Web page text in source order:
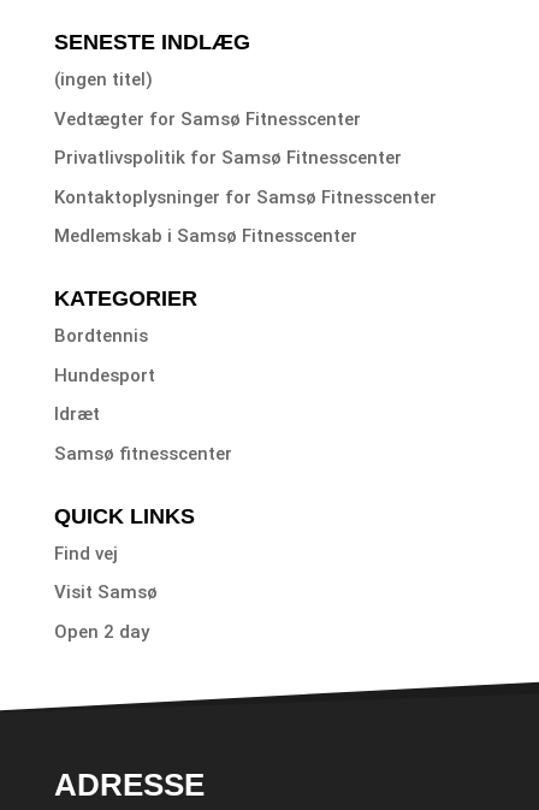
SENESTE INDLÆG
(ingen titel)
Vedtægter for Samsø Fitnesscenter
Privatlivspolitik for Samsø Fitnesscenter
Kontaktoplysninger for Samsø Fitnesscenter
Medlemskab i Samsø Fitnesscenter
KATEGORIER
Bordtennis
Hundesport
Idræt
Samsø fitnesscenter
QUICK LINKS
Find vej
Visit Samsø
Open 2 day
ADRESSE